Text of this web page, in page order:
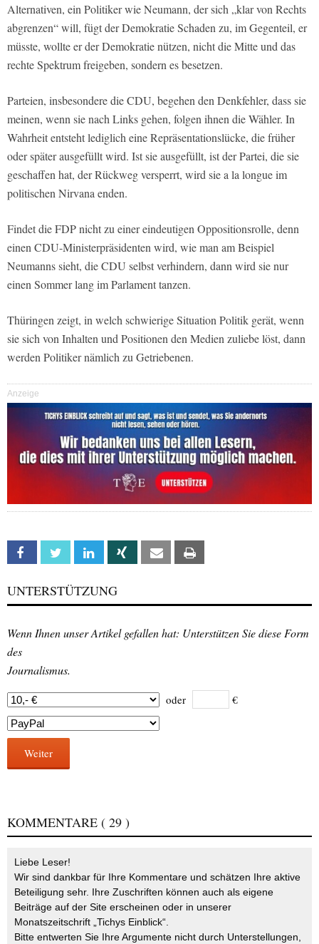
Alternativen, ein Politiker wie Neumann, der sich „klar von Rechts
abgrenzen“ will, fügt der Demokratie Schaden zu, im Gegenteil, er
müsste, wollte er der Demokratie nützen, nicht die Mitte und das
rechte Spektrum freigeben, sondern es besetzen.
Parteien, insbesondere die CDU, begehen den Denkfehler, dass sie
meinen, wenn sie nach Links gehen, folgen ihnen die Wähler. In
Wahrheit entsteht lediglich eine Repräsentationslücke, die früher
oder später ausgefüllt wird. Ist sie ausgefüllt, ist der Partei, die sie
geschaffen hat, der Rückweg versperrt, wird sie a la longue im
politischen Nirvana enden.
Findet die FDP nicht zu einer eindeutigen Oppositionsrolle, denn
einen CDU-Ministerpräsidenten wird, wie man am Beispiel
Neumanns sieht, die CDU selbst verhindern, dann wird sie nur
einen Sommer lang im Parlament tanzen.
Thüringen zeigt, in welch schwierige Situation Politik gerät, wenn
sie sich von Inhalten und Positionen den Medien zuliebe löst, dann
werden Politiker nämlich zu Getriebenen.
Anzeige
Facebook Twitter Linkedin Xing Email
UNTERSTÜTZUNG
Wenn Ihnen unser Artikel gefallen hat: Unterstützen Sie diese Form
des
Journalismus.
oder €
Weiter
KOMMENTARE ( 29 )
Liebe Leser!
Wir sind dankbar für Ihre Kommentare und schätzen Ihre aktive
Beteiligung sehr. Ihre Zuschriften können auch als eigene
Beiträge auf der Site erscheinen oder in unserer
Monatszeitschrift „Tichys Einblick“.
Bitte entwerten Sie Ihre Argumente nicht durch Unterstellungen,